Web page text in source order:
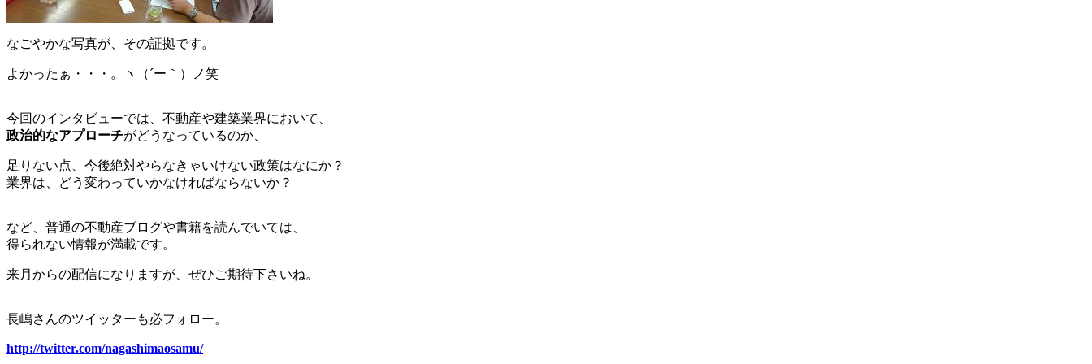
なごやかな写真が、その証拠です。
よかったぁ・・・。ヽ（´ー｀）ノ笑
今回のインタビューでは、不動産や建築業界において、
政治的なアプローチがどうなっているのか、
足りない点、今後絶対やらなきゃいけない政策はなにか？
業界は、どう変わっていかなければならないか？
など、普通の不動産ブログや書籍を読んでいては、
得られない情報が満載です。
来月からの配信になりますが、ぜひご期待下さいね。
長嶋さんのツイッターも必フォロー。
http://twitter.com/nagashimaosamu/